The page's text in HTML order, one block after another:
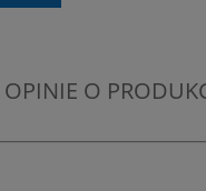
OPINIE O